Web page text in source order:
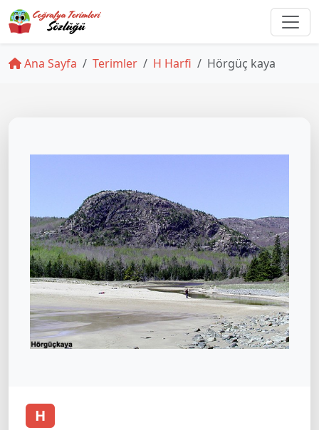
Ana Sayfa Terimler H Harfi Hörgüç kaya
H